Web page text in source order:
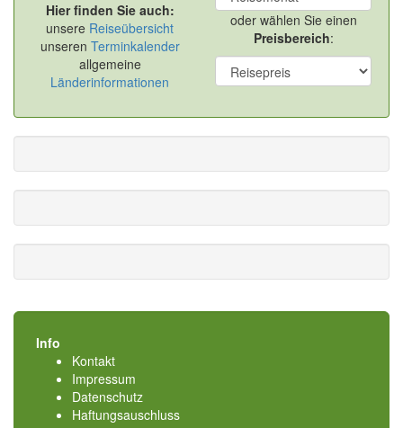
Hier finden Sie auch:
unsere Reiseübersicht
unseren Terminkalender
allgemeine
Länderinformationen
oder wählen Sie einen
Preisbereich:
Info
Kontakt
Impressum
Datenschutz
Haftungsauschluss